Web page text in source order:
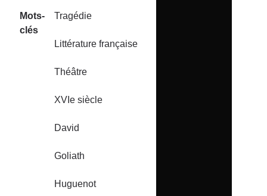
Mots-
clés
Tragédie
Littérature française
Théâtre
XVIe siècle
David
Goliath
Huguenot